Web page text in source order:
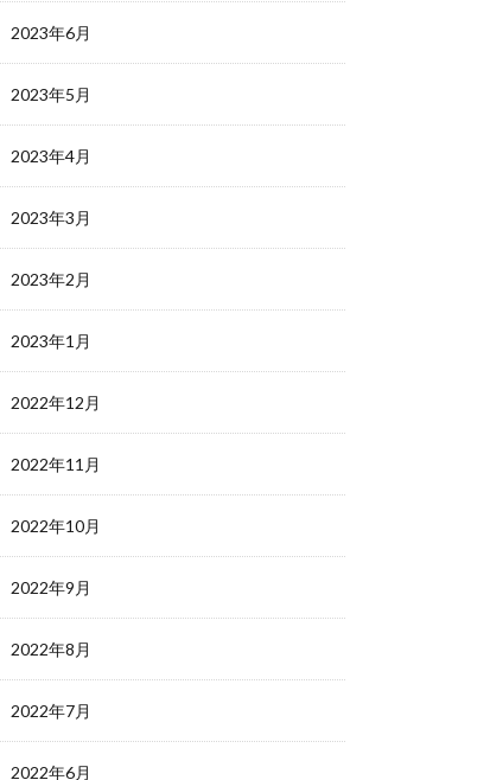
2023年6月
2023年5月
2023年4月
2023年3月
2023年2月
2023年1月
2022年12月
2022年11月
2022年10月
2022年9月
2022年8月
2022年7月
2022年6月